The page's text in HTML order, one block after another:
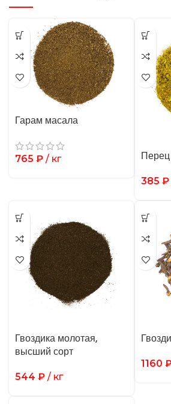
Гарам масала
765 ₽ / кг
385 ₽
Гвоздика молотая,
высший сорт
544 ₽ / кг
1160